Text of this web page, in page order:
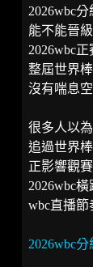
2026wbc分
能不能晉
2026wbc
整屆世界
沒有喘息空
很多人以
追過世界
正影響觀
2026wbc
wbc直播節
2026wbc